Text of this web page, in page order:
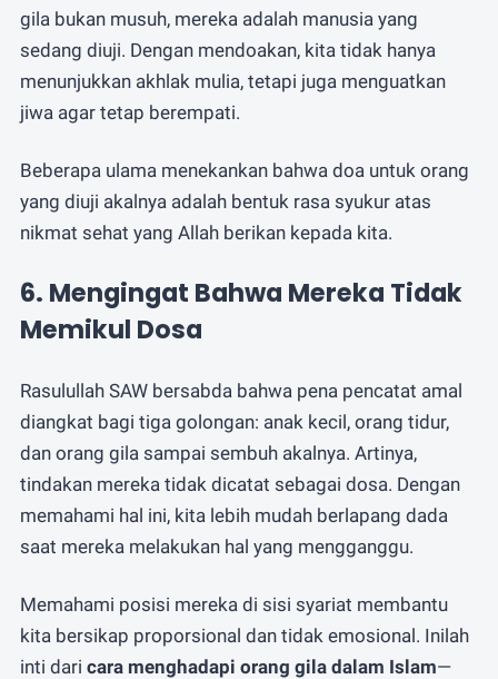
gila bukan musuh, mereka adalah manusia yang
sedang diuji. Dengan mendoakan, kita tidak hanya
menunjukkan akhlak mulia, tetapi juga menguatkan
jiwa agar tetap berempati.
Beberapa ulama menekankan bahwa doa untuk orang
yang diuji akalnya adalah bentuk rasa syukur atas
nikmat sehat yang Allah berikan kepada kita.
6. Mengingat Bahwa Mereka Tidak
Memikul Dosa
Rasulullah SAW bersabda bahwa pena pencatat amal
diangkat bagi tiga golongan: anak kecil, orang tidur,
dan orang gila sampai sembuh akalnya. Artinya,
tindakan mereka tidak dicatat sebagai dosa. Dengan
memahami hal ini, kita lebih mudah berlapang dada
saat mereka melakukan hal yang mengganggu.
Memahami posisi mereka di sisi syariat membantu
kita bersikap proporsional dan tidak emosional. Inilah
inti dari cara menghadapi orang gila dalam Islam—